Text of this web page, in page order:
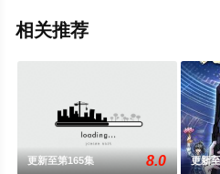
相关推荐
更新至第165集 8.0 更新